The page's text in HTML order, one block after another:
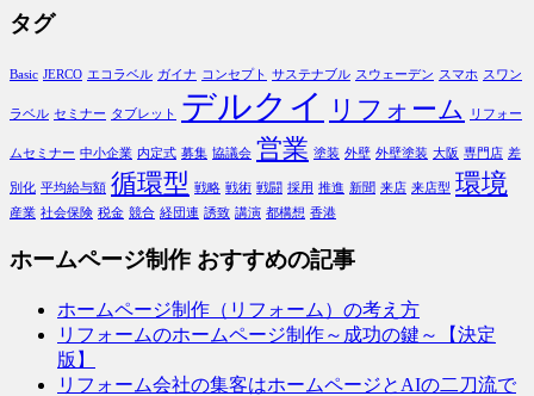
タグ
Basic JERCO エコラベル ガイナ コンセプト サステナブル スウェーデン スマホ スワン
ラベル セミナー タブレット デルクイ リフォーム リフォー
ムセミナー 中小企業 内定式 募集 協議会 営業 塗装 外壁 外壁塗装 大阪 専門店 差
別化 平均給与額 循環型 戦略 戦術 戦闘 採用 推進 新聞 来店 来店型 環境
産業 社会保険 税金 競合 経団連 誘致 講演 都構想 香港
ホームページ制作 おすすめの記事
ホームページ制作（リフォーム）の考え方
リフォームのホームページ制作～成功の鍵～【決定
版】
リフォーム会社の集客はホームページとAIの二刀流で